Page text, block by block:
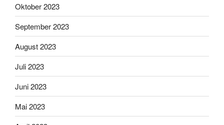
Oktober 2023
September 2023
August 2023
Juli 2023
Juni 2023
Mai 2023